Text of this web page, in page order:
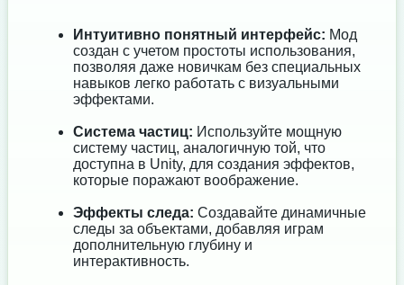
Интуитивно понятный интерфейс: Мод
создан с учетом простоты использования,
позволяя даже новичкам без специальных
навыков легко работать с визуальными
эффектами.
Система частиц: Используйте мощную
систему частиц, аналогичную той, что
доступна в Unity, для создания эффектов,
которые поражают воображение.
Эффекты следа: Создавайте динамичные
следы за объектами, добавляя играм
дополнительную глубину и
интерактивность.